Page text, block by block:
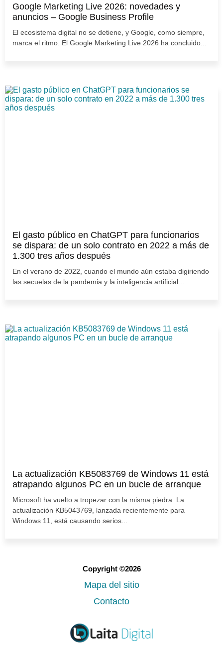
Google Marketing Live 2026: novedades y
anuncios – Google Business Profile
El ecosistema digital no se detiene, y Google, como siempre,
marca el ritmo. El Google Marketing Live 2026 ha concluido...
El gasto público en ChatGPT para funcionarios
se dispara: de un solo contrato en 2022 a más de
1.300 tres años después
En el verano de 2022, cuando el mundo aún estaba digiriendo
las secuelas de la pandemia y la inteligencia artificial...
La actualización KB5083769 de Windows 11 está
atrapando algunos PC en un bucle de arranque
Microsoft ha vuelto a tropezar con la misma piedra. La
actualización KB5043769, lanzada recientemente para
Windows 11, está causando serios...
Copyright ©2026
Mapa del sitio
Contacto